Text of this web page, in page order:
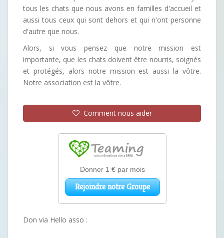
tous les chats que nous avons en familles d'accueil et
aussi tous ceux qui sont dehors et qui n'ont personne
d'autre que nous.
Alors, si vous pensez que notre mission est
importante, que les chats doivent être nourris, soignés
et protégés, alors notre mission est aussi la vôtre.
Notre association est la vôtre.
Comment nous aider
Don via Hello asso :